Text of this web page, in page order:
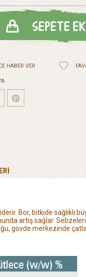
HABER VER
Bor, bitkide sağlıklı
artış sağlar.
gövde merkezinde